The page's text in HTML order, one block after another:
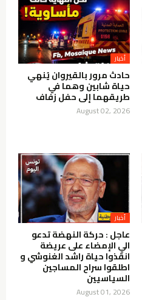
أخبار
حادث مرور بالقيروان يُنهي
حياة شابين وهما في
طريقهما إلى حفل زفاف
August 02, 2026
أخبار
عاجل : حركة النهضة تدعو
الي الإمضاء على عريضة
انقذوا حياة راشد الغنوشي و
اطلقوا سراح المساجين
السياسيين
August 01, 2026